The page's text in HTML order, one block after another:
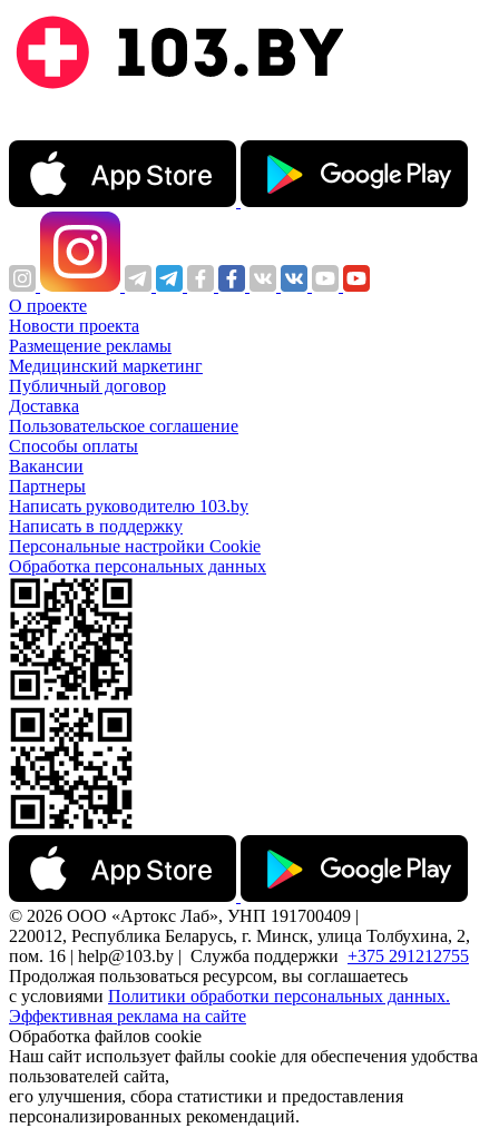
О проекте
Новости проекта
Размещение рекламы
Медицинский маркетинг
Публичный договор
Доставка
Пользовательское соглашение
Способы оплаты
Вакансии
Партнеры
Написать руководителю 103.by
Написать в поддержку
Персональные настройки Cookie
Обработка персональных данных
© 2026 ООО «Артокс Лаб», УНП 191700409 |
220012, Республика Беларусь, г. Минск, улица Толбухина, 2,
пом. 16 | help@103.by | Служба поддержки +375 291212755
Продолжая пользоваться ресурсом, вы соглашаетесь
с условиями Политики обработки персональных данных.
Эффективная реклама на сайте
Обработка файлов cookie
Наш сайт использует файлы cookie для обеспечения удобства
пользователей сайта,
его улучшения, сбора статистики и предоставления
персонализированных рекомендаций.